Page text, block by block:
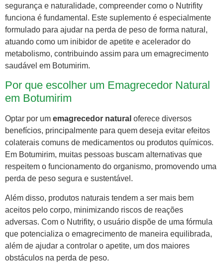
segurança e naturalidade, compreender como o Nutrifity
funciona é fundamental. Este suplemento é especialmente
formulado para ajudar na perda de peso de forma natural,
atuando como um inibidor de apetite e acelerador do
metabolismo, contribuindo assim para um emagrecimento
saudável em Botumirim.
Por que escolher um Emagrecedor Natural
em Botumirim
Optar por um emagrecedor natural oferece diversos
benefícios, principalmente para quem deseja evitar efeitos
colaterais comuns de medicamentos ou produtos químicos.
Em Botumirim, muitas pessoas buscam alternativas que
respeitem o funcionamento do organismo, promovendo uma
perda de peso segura e sustentável.
Além disso, produtos naturais tendem a ser mais bem
aceitos pelo corpo, minimizando riscos de reações
adversas. Com o Nutrifity, o usuário dispõe de uma fórmula
que potencializa o emagrecimento de maneira equilibrada,
além de ajudar a controlar o apetite, um dos maiores
obstáculos na perda de peso.